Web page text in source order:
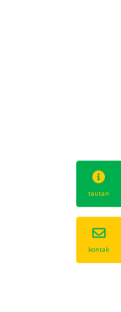
tautan
kontak